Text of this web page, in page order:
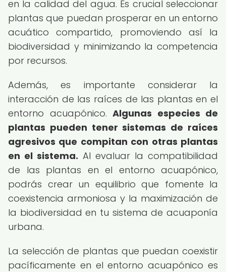
en la calidad del agua. Es crucial seleccionar
plantas que puedan prosperar en un entorno
acuático compartido, promoviendo así la
biodiversidad y minimizando la competencia
por recursos.
Además, es importante considerar la
interacción de las raíces de las plantas en el
entorno acuapónico. Algunas especies de
plantas pueden tener sistemas de raíces
agresivos que compitan con otras plantas
en el sistema. Al evaluar la compatibilidad
de las plantas en el entorno acuapónico,
podrás crear un equilibrio que fomente la
coexistencia armoniosa y la maximización de
la biodiversidad en tu sistema de acuaponía
urbana.
La selección de plantas que puedan coexistir
pacíficamente en el entorno acuapónico es